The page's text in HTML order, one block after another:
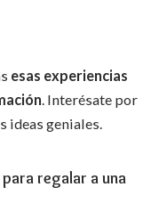
esas experiencias
. Interésate por
ideas geniales.
regalar a una